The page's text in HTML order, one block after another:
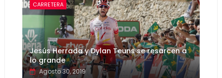
CARRETERA
Jesús Herrada y Dylan Teuns se resarcen a
lo grande
Agosto 30, 2019